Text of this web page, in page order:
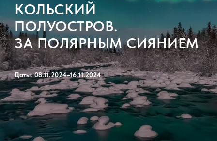
КОЛЬСКИЙ
ПОЛУОСТРОВ.
ЗА ПОЛЯРНЫМ СИЯНИЕМ
Даты: 08.11.2024–16.11.2024